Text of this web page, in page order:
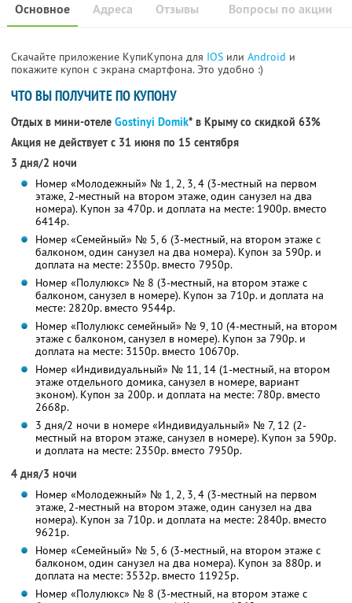
Основное Отзывы Вопросы по акции
Адреса
Скачайте приложение КупиКупона для IOS или Android и
покажите купон с экрана смартфона. Это удобно :)
ЧТО ВЫ ПОЛУЧИТЕ ПО КУПОНУ
Отдых в мини-отеле Gostinyi Domik* в Крымусо скидкой 63%
Акция не действует с 31 июня по 15 сентября
3 дня/2 ночи
Номер «Молодежный» № 1, 2, 3, 4 (3-местный на первом
этаже, 2-местный на втором этаже, один санузел на два
номера). Купон за 470р. и доплата на месте: 1900р. вместо
6414р.
Номер «Семейный» № 5, 6 (3-местный, на втором этаже с
балконом, один санузел на два номера). Купон за 590р. и
доплата на месте: 2350р. вместо 7950р.
Номер «Полулюкс» № 8 (3-местный, на втором этаже с
балконом, санузел в номере). Купон за 710р. и доплата на
месте: 2820р. вместо 9544р.
Номер «Полулюкс семейный» № 9, 10 (4-местный, на втором
этаже с балконом, санузел в номере). Купон за 790р. и
доплата на месте: 3150р. вместо 10670р.
Номер «Индивидуальный» № 11, 14 (1-местный, на втором
этаже отдельного домика, санузел в номере, вариант
эконом). Купон за 200р. и доплата на месте: 780р. вместо
2668р.
3 дня/2 ночи в номере «Индивидуальный» № 7, 12 (2-
местный на втором этаже, санузел в номере). Купон за 590р.
и доплата на месте: 2350р. вместо 7950р.
4 дня/3 ночи
Номер «Молодежный» № 1, 2, 3, 4 (3-местный на первом
этаже, 2-местный на втором этаже, один санузел на два
номера). Купон за 710р. и доплата на месте: 2840р. вместо
9621р.
Номер «Семейный» № 5, 6 (3-местный, на втором этаже с
балконом, один санузел на два номера). Купон за 880р. и
доплата на месте: 3532р. вместо 11925р.
Номер «Полулюкс» № 8 (3-местный, на втором этаже с